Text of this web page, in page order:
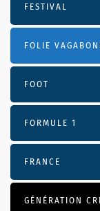
FESTIVAL
FOLIE
FOOT
FORMULE 1
FRANCE
GÉNÉRATION